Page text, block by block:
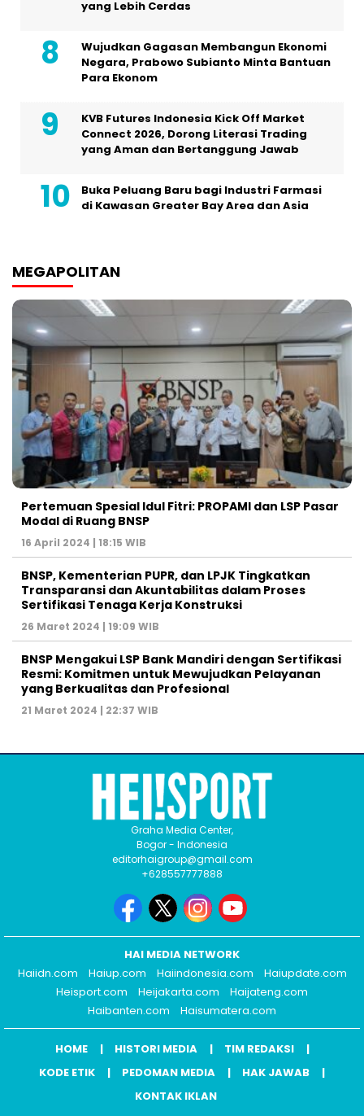
yang Lebih Cerdas
Wujudkan Gagasan Membangun Ekonomi
Negara, Prabowo Subianto Minta Bantuan
Para Ekonom
KVB Futures Indonesia Kick Off Market
Connect 2026, Dorong Literasi Trading
yang Aman dan Bertanggung Jawab
Buka Peluang Baru bagi Industri Farmasi
di Kawasan Greater Bay Area dan Asia
MEGAPOLITAN
Pertemuan Spesial Idul Fitri: PROPAMI dan LSP Pasar
Modal di Ruang BNSP
16 April 2024 | 18:15 WIB
BNSP, Kementerian PUPR, dan LPJK Tingkatkan
Transparansi dan Akuntabilitas dalam Proses
Sertifikasi Tenaga Kerja Konstruksi
26 Maret 2024 | 19:09 WIB
BNSP Mengakui LSP Bank Mandiri dengan Sertifikasi
Resmi: Komitmen untuk Mewujudkan Pelayanan
yang Berkualitas dan Profesional
21 Maret 2024 | 22:37 WIB
Graha Media Center,
Bogor - Indonesia
editorhaigroup@gmail.com
+628557777888
HAI MEDIA NETWORK
Haiidn.com
Haiup.com Haiindonesia.com
Haiupdate.com
Heisport.com
Heijakarta.com
Haijateng.com
Haibanten.com
Haisumatera.com
HOME HISTORI MEDIA
TIM REDAKSI
KODE ETIK
PEDOMAN MEDIA
HAK JAWAB
KONTAK IKLAN